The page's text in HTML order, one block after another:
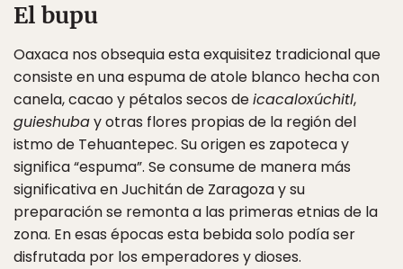
El bupu
Oaxaca nos obsequia esta exquisitez tradicional que
consiste en una espuma de atole blanco hecha con
canela, cacao y pétalos secos deicacaloxúchitl,
guieshubay otras flores propias de la región del
istmo de Tehuantepec. Su origen es zapoteca y
significa “espuma”. Se consume de manera más
significativa en Juchitán de Zaragoza y su
preparación se remonta a las primeras etnias de la
zona. En esas épocas esta bebida solo podía ser
disfrutada por los emperadores y dioses.